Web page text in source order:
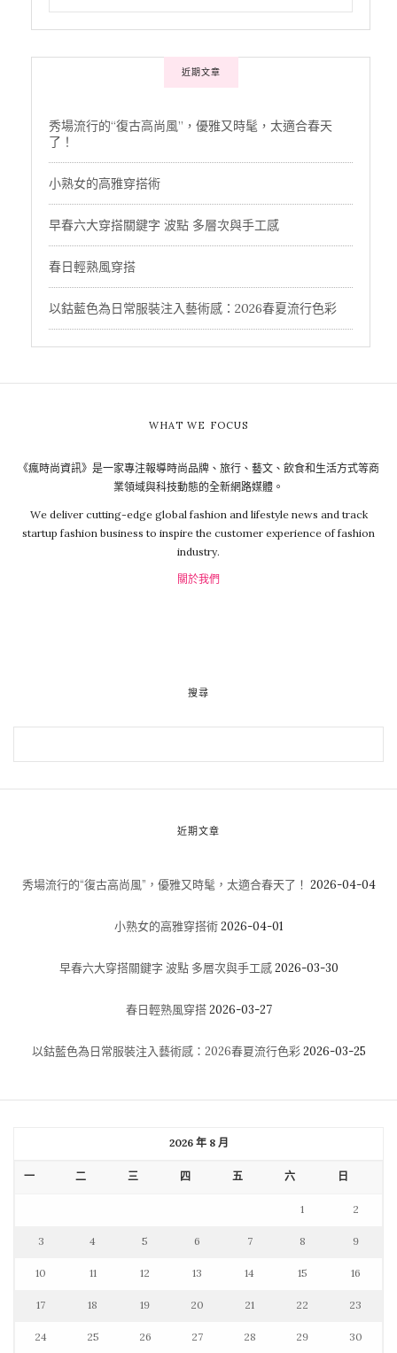
近期文章
秀場流行的“復古高尚風”，優雅又時髦，太適合春天
了！
小熟女的高雅穿搭術
早春六大穿搭關鍵字 波點 多層次與手工感
春日輕熟風穿搭
以鈷藍色為日常服裝注入藝術感：2026春夏流行色彩
WHAT WE FOCUS
《瘋時尚資訊》是一家專注報導時尚品牌、旅行、藝文、飲食和生活方式等商
業領域與科技動態的全新網路媒體。
We deliver cutting-edge global fashion and lifestyle news and track
startup fashion business to inspire the customer experience of fashion
industry.
關於我們
搜尋
近期文章
秀場流行的“復古高尚風”，優雅又時髦，太適合春天了！ 2026-04-04
小熟女的高雅穿搭術 2026-04-01
早春六大穿搭關鍵字 波點 多層次與手工感 2026-03-30
春日輕熟風穿搭 2026-03-27
以鈷藍色為日常服裝注入藝術感：2026春夏流行色彩 2026-03-25
2026 年 8 月
一 二 三 四 五 六 日
1 2
3 4 5 6 7 8 9
10 11 12 13 14 15 16
17 18 19 20 21 22 23
24 25 26 27 28 29 30